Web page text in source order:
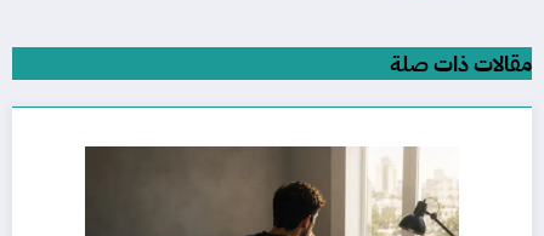
مقالات ذات صلة